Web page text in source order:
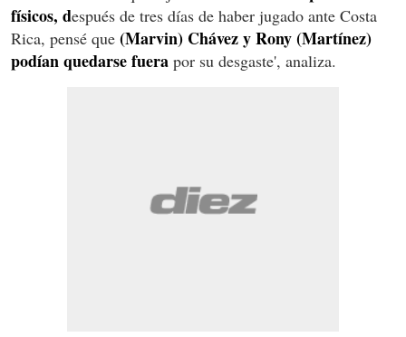
físicos, después de tres días de haber jugado ante Costa
Rica, pensé que (Marvin) Chávez y Rony (Martínez)
podían quedarse fuera por su desgaste', analiza.